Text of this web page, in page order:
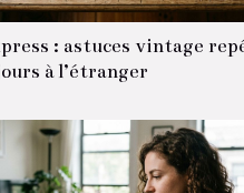
: astuces vintage
à l’étranger